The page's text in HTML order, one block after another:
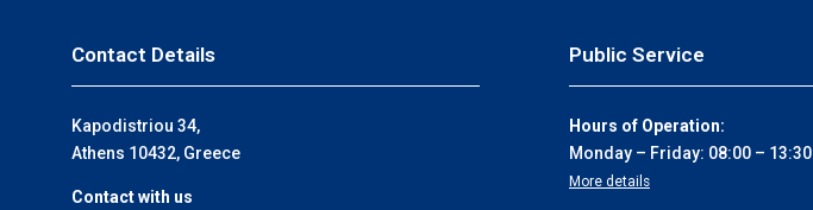
Contact Details
Kapodistriou 34,
Athens 10432, Greece
Contact with us
Public Service
Hours of Operation:
Monday – Friday: 08:00 – 13:30
More details